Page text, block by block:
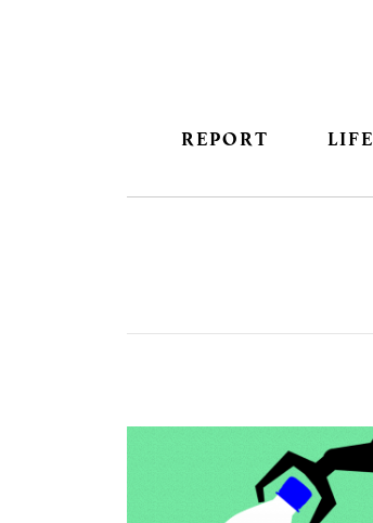
REPORT LIFE